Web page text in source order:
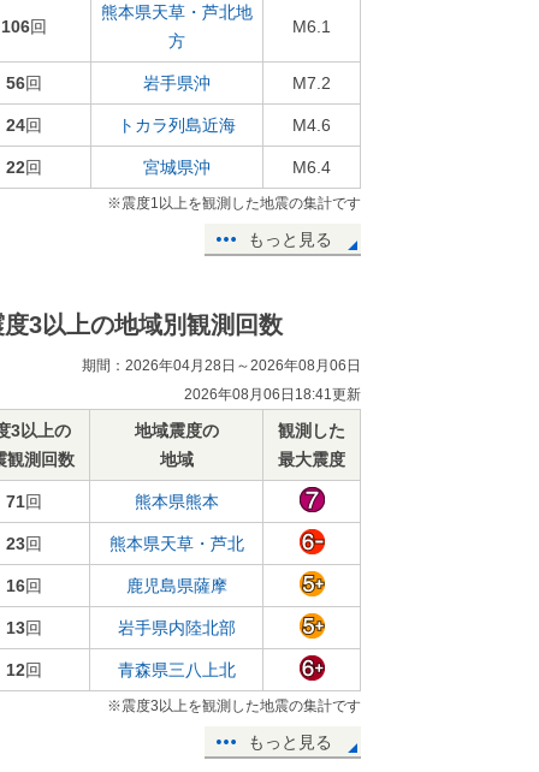
106回
熊本県天草・芦北地
方
M6.1
56回 岩手県沖 M7.2
24回 トカラ列島近海 M4.6
22回 宮城県沖 M6.4
※震度1以上を観測した地震の集計です
もっと見る
度3以上の地域別観測回数
期間：2026年04月28日～2026年08月06日
2026年08月06日18:41更新
3以上の
観測回数
地域震度の
地域
観測した
最大震度
71回 熊本県熊本
23回 熊本県天草・芦北
16回 鹿児島県薩摩
13回 岩手県内陸北部
12回 青森県三八上北
※震度3以上を観測した地震の集計です
もっと見る